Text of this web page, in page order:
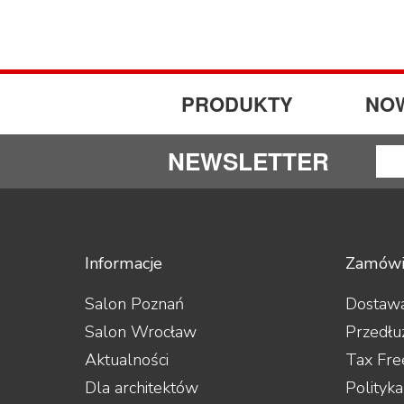
PRODUKTY
NEWSLETTER
Informacje
Salon Poznań
Salon Wrocław
Aktualności
Dla architektów
Tax